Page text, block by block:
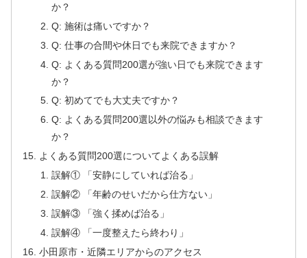
か？
Q: 施術は痛いですか？
Q: 仕事の合間や休日でも来院できますか？
Q: よくある質問200選が強い日でも来院できます
か？
Q: 初めてでも大丈夫ですか？
Q: よくある質問200選以外の悩みも相談できます
か？
よくある質問200選についてよくある誤解
誤解① 「安静にしていれば治る」
誤解② 「年齢のせいだから仕方ない」
誤解③ 「強く揉めば治る」
誤解④ 「一度整えたら終わり」
小田原市・近隣エリアからのアクセス